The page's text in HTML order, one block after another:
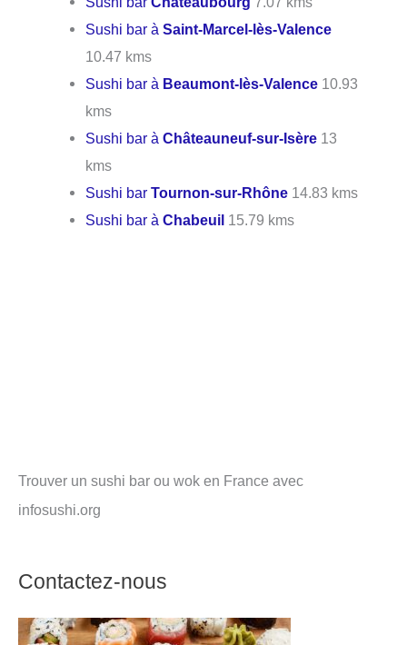
Sushi bar àSaint-Marcel-lès-Valence
10.47 kms
Sushi bar à Beaumont-lès-Valence 10.93
kms
Sushi bar àChâteauneuf-sur-Isère 13
kms
Sushi barTournon-sur-Rhône 14.83 kms
Sushi bar àChabeuil 15.79 kms
Trouver un sushi bar ou wok en France avec
infosushi.org
Contactez-nous